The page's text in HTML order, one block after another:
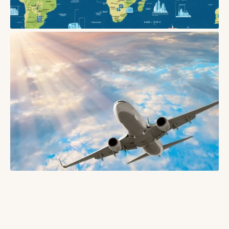
Як безпечно бронювати житло в Європі: поради
03/06/2026